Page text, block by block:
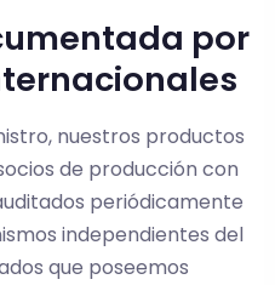
por
nuestros productos
de producción con
periódicamente
independientes del
que poseemos